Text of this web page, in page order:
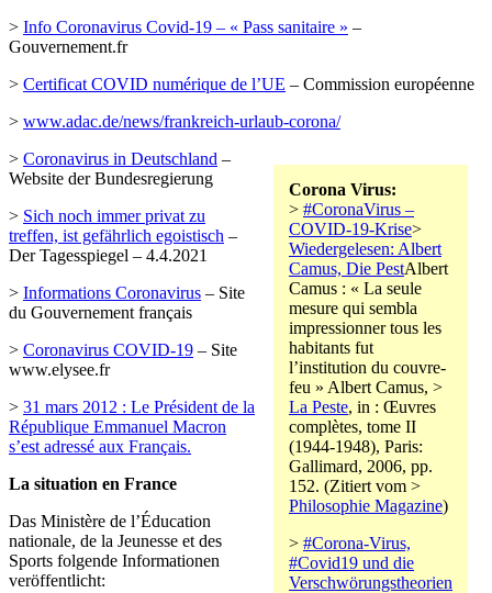
> Info Coronavirus Covid-19 – « Pass sanitaire » –
Gouvernement.fr
> Certificat COVID numérique de l’UE – Commission européenne
> www.adac.de/news/frankreich-urlaub-corona/
Corona Virus:
> #CoronaVirus –
COVID-19-Krise>
Wiedergelesen: Albert
Camus, Die PestAlbert
Camus : « La seule
mesure qui sembla
impressionner tous les
habitants fut
l’institution du couvre-
feu » Albert Camus, >
La Peste, in : Œuvres
complètes, tome II
(1944-1948), Paris:
Gallimard, 2006, pp.
152. (Zitiert vom >
Philosophie Magazine)
> #Corona-Virus,
#Covid19 und die
Verschwörungstheorien
> Coronavirus in Deutschland –
Website der Bundesregierung
> Sich noch immer privat zu
treffen, ist gefährlich egoistisch –
Der Tagesspiegel – 4.4.2021
> Informations Coronavirus – Site
du Gouvernement français
> Coronavirus COVID-19 – Site
www.elysee.fr
> 31 mars 2012 : Le Président de la
République Emmanuel Macron
s’est adressé aux Français.
La situation en France
Das Ministère de l’Éducation
nationale, de la Jeunesse et des
Sports folgende Informationen
veröffentlicht: